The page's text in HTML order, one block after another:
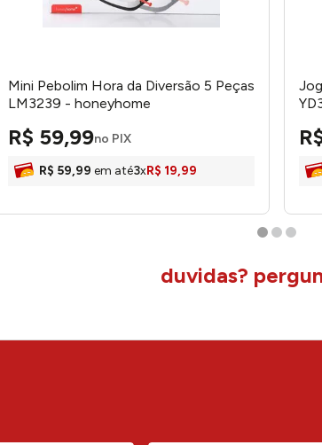
Mini Pebolim Hora da Diversão 5 Peças
LM3239 - honeyhome
R$ 59,99no PIX
R$ 59,99 em até3xR$ 19,99
duvidas?